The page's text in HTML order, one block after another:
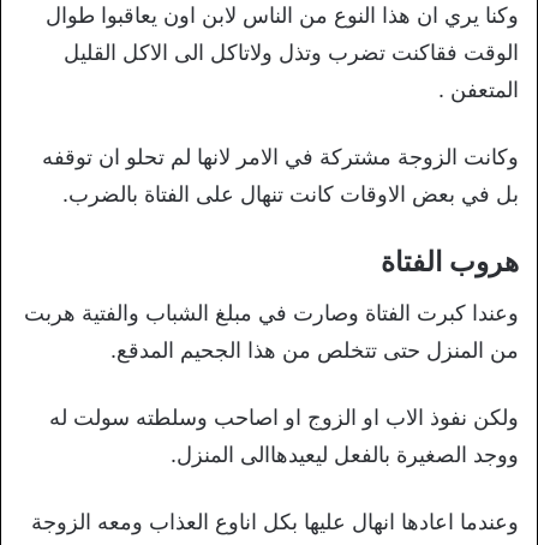
وكنا يري ان هذا النوع من الناس لابن اون يعاقبوا طوال
الوقت فقاكنت تضرب وتذل ولاتاكل الى الاكل القليل
المتعفن .
وكانت الزوجة مشتركة في الامر لانها لم تحلو ان توقفه
بل في بعض الاوقات كانت تنهال على الفتاة بالضرب.
هروب الفتاة
وعندا كبرت الفتاة وصارت في مبلغ الشباب والفتية هربت
من المنزل حتى تتخلص من هذا الجحيم المدقع.
ولكن نفوذ الاب او الزوج او اصاحب وسلطته سولت له
ووجد الصغيرة بالفعل ليعيدهاالى المنزل.
وعندما اعادها انهال عليها بكل اناوع العذاب ومعه الزوجة